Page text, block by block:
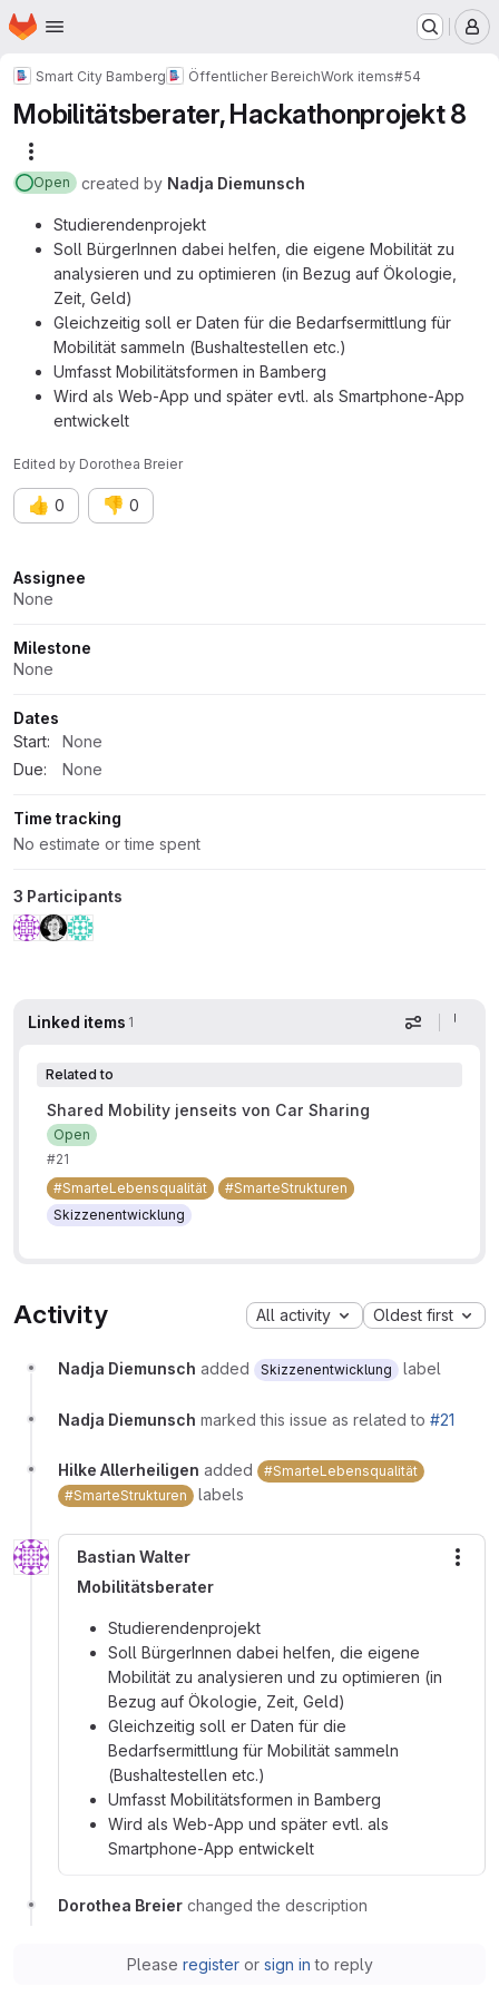
Skip to main content
Homepage
Smart City Bamberg Öffentlicher BereichWork items#54
Mobilitätsberater, Hackathonprojekt 8
Open created by Nadja Diemunsch
Studierendenprojekt
Soll BürgerInnen dabei helfen, die eigene Mobilität zu
analysieren und zu optimieren (in Bezug auf Ökologie,
Zeit, Geld)
Gleichzeitig soll er Daten für die Bedarfsermittlung für
Mobilität sammeln (Bushaltestellen etc.)
Umfasst Mobilitätsformen in Bamberg
Wird als Web-App und später evtl. als Smartphone-App
entwickelt
Edited by Dorothea Breier
👍 0 👎 0
Attributes
Assignee
None
Milestone
None
Dates
Start:
None
Due:
None
Time tracking
No estimate or time spent
3 Participants
Linked items 1 Display
Related to
Shared Mobility jenseits von Car Sharing
Open
#21
#SmarteLebensqualität
#SmarteStrukturen
Skizzenentwicklung
Activity All activity Oldest first
Nadja Diemunsch added Skizzenentwicklung label
Nadja Diemunsch marked this issue as related to #21
Hilke Allerheiligen added
#SmarteLebensqualität
#SmarteStrukturen
labels
Bastian Walter
Mobilitätsberater
Studierendenprojekt
Soll BürgerInnen dabei helfen, die eigene
Mobilität zu analysieren und zu optimieren (in
Bezug auf Ökologie, Zeit, Geld)
Gleichzeitig soll er Daten für die
Bedarfsermittlung für Mobilität sammeln
(Bushaltestellen etc.)
Umfasst Mobilitätsformen in Bamberg
Wird als Web-App und später evtl. als
Smartphone-App entwickelt
Dorothea Breier changed the description
Please registeror sign in to reply